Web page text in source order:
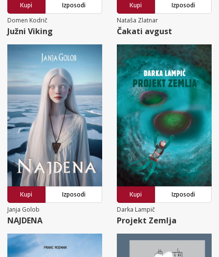
Kupi
Izposodi
Domen Kodrič
Južni Viking
Kupi
Izposodi
Nataša Zlatnar
Čakati avgust
Kupi
Izposodi
Janja Golob
NAJDENA
Kupi
Izposodi
Darka Lampič
Projekt Zemlja